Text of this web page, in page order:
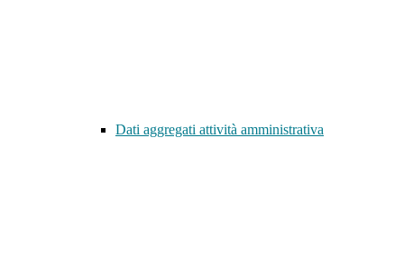
Dati aggregati attività amministrativa